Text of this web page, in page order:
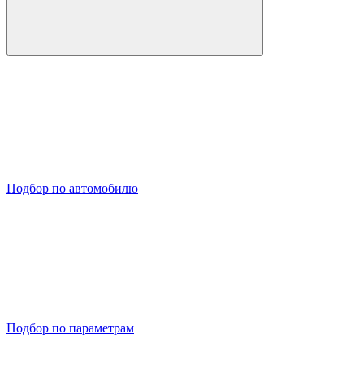
Подбор по автомобилю
Подбор по параметрам